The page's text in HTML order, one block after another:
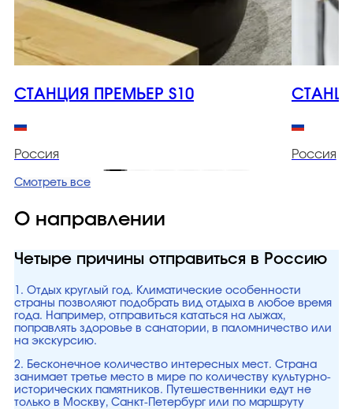
СТАНЦИЯ ПРЕМЬЕР S10
Россия Россия
Смотреть все
О направлении
Четыре причины отправиться в Россию
1. Отдых круглый год. Климатические особенности
страны позволяют подобрать вид отдыха в любое время
года. Например, отправиться кататься на лыжах,
поправлять здоровье в санатории, в паломничество или
на экскурсию.
2. Бесконечное количество интересных мест. Страна
занимает третье место в мире по количеству культурно-
исторических памятников. Путешественники едут не
только в Москву, Санкт-Петербург или по маршруту